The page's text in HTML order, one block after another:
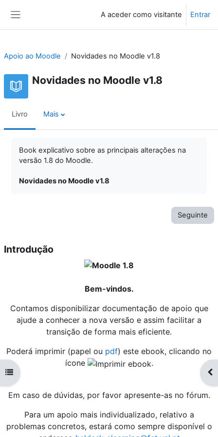
A aceder como visitante Entrar
Abrir índice da disciplina
Apoio ao Moodle Novidades no Moodle v1.8
Novidades no Moodle v1.8
Livro Mais
Book explicativo sobre as principais alterações na
versão 1.8 do Moodle.
Novidades no Moodle v1.8
Seguinte
Introdução
Bem-vindos.
Contamos disponibilizar documentação de apoio que
ajude a conhecer a nova versão e assim facilitar a
transição de forma mais eficiente.
Poderá imprimir (papel ou pdf) este ebook, clicando no
ícone
.
Em caso de dúvidas, por favor apresente-as no fórum.
Para um apoio mais individualizado, relativo a
problemas concretos, estará como sempre disponível o